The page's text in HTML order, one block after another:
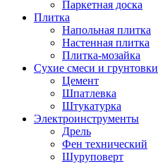
Паркетная доска
Плитка
Напольная плитка
Настенная плитка
Плитка-мозайка
Сухие смеси и грунтовки
Цемент
Шпатлевка
Штукатурка
Электроинструменты
Дрель
Фен технический
Шуруповерт